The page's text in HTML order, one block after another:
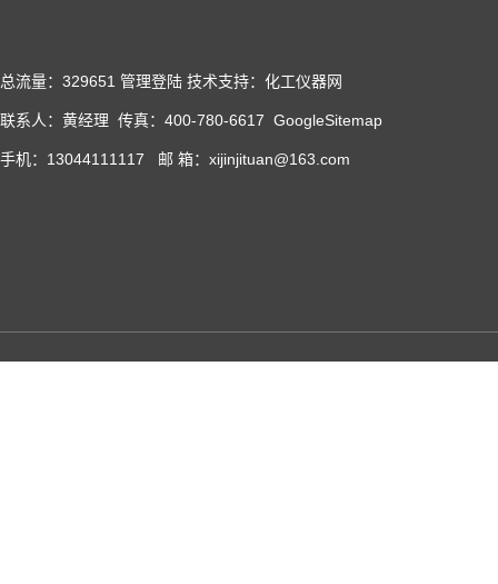
总流量：329651 管理登陆 技术支持：化工仪器网
联系人：黄经理 传真：400-780-6617 GoogleSitemap
手机：13044111117 邮 箱：xijinjituan@163.com